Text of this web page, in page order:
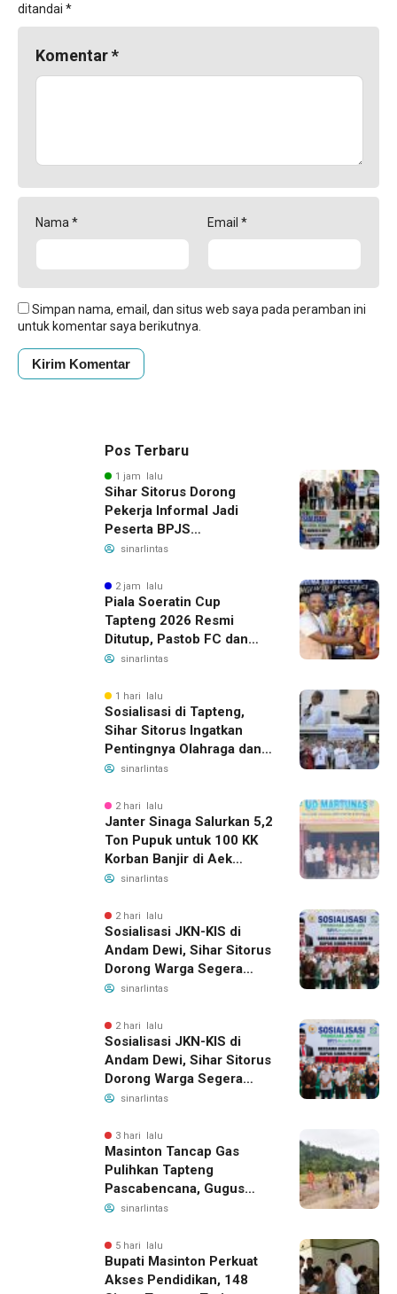
ditandai *
Komentar*
Nama * Email *
Simpan nama, email, dan situs web saya pada peramban ini
untuk komentar saya berikutnya.
Pos Terbaru
1 jam lalu
Sihar Sitorus Dorong
Pekerja Informal Jadi
Peserta BPJS
Ketenagakerjaan, Manfaat
Juta
sinarlintas
2 jam lalu
Piala Soeratin Cup
Tapteng 2026 Resmi
Ditutup, Pastob FC dan
Sahata FC Barus Raih
sinarlintas
1 hari lalu
Sosialisasi di Tapteng,
Sihar Sitorus Ingatkan
Pentingnya Olahraga dan
Deteksi Dini Penyakit
sinarlintas
2 hari lalu
Janter Sinaga Salurkan 5,2
Ton Pupuk untuk 100 KK
Korban Banjir di Aek
Horsik
sinarlintas
2 hari lalu
Sosialisasi JKN-KIS di
Andam Dewi, Sihar Sitorus
Dorong Warga Segera
Daftar BPJS Kesehatan
sinarlintas
2 hari lalu
Sosialisasi JKN-KIS di
Andam Dewi, Sihar Sitorus
Dorong Warga Segera
Daftar BPJS Kesehatan
sinarlintas
3 hari lalu
Masinton Tancap Gas
Pulihkan Tapteng
Pascabencana, Gugus
Tugas SAHATA SAOLOAN
Ancaman Banjir
sinarlintas
5 hari lalu
Bupati Masinton Perkuat
Akses Pendidikan, 148